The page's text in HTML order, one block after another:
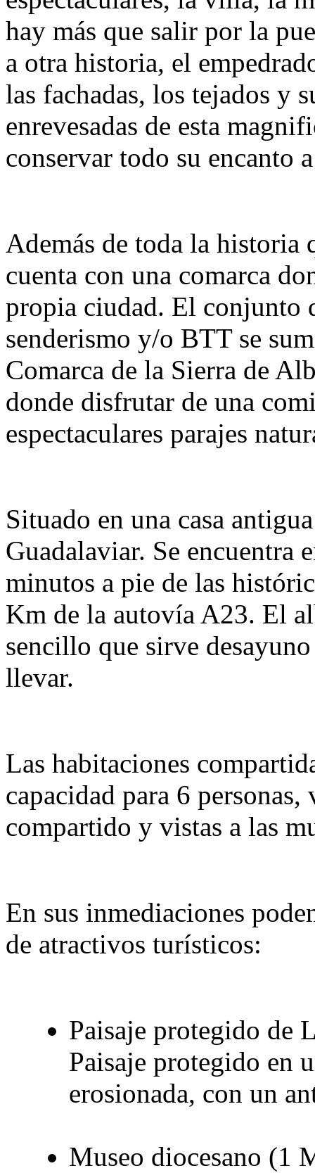
hay más que salir por la
a otra historia, el
las fachadas, los tejados y
enrevesadas de esta
conservar todo su encanto
Además de toda la historia
cuenta con una comarca
propia ciudad. El conjunto
senderismo y/o BTT se
Comarca de la Sierra de
donde disfrutar de una
espectaculares parajes
Situado en una casa
Guadalaviar. Se encuentra
minutos a pie de las
Km de la autovía A23. El
sencillo que sirve
llevar.
Las habitaciones
capacidad para 6 personas,
compartido y vistas a las
En sus inmediaciones
de atractivos turísticos:
Paisaje protegido de
Paisaje protegido en
erosionada, con un
Museo diocesano (1